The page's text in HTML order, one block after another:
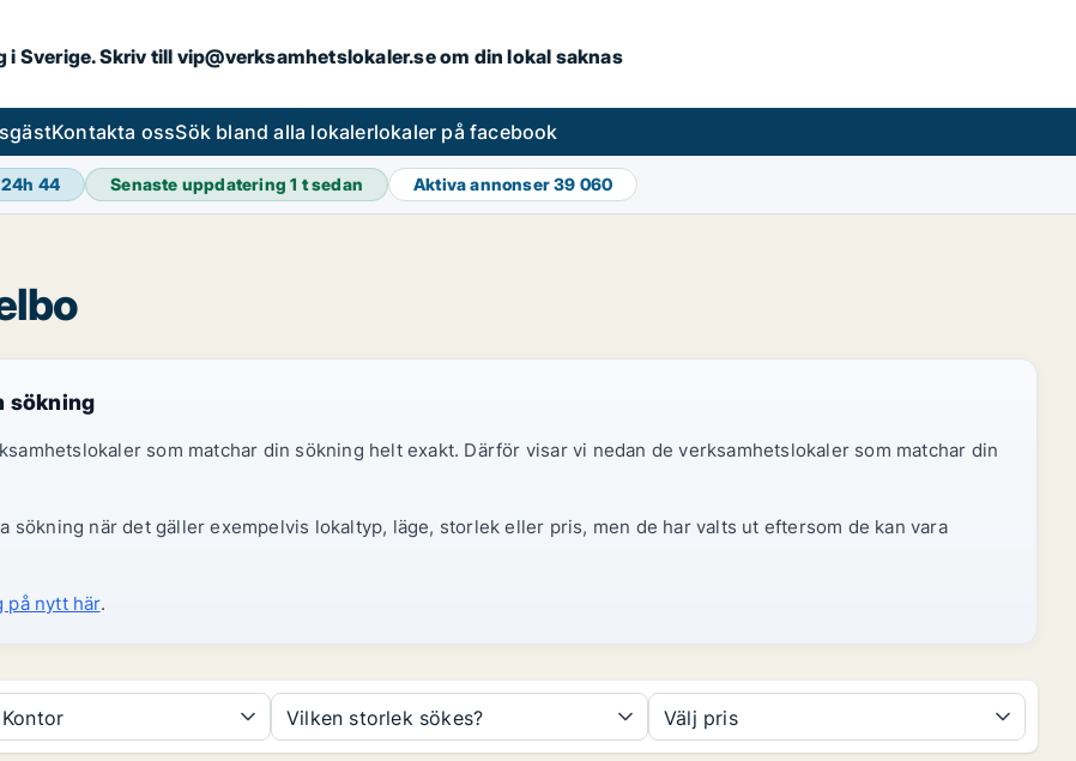
Sverige. Skriv till vip@verksamhetslokaler.se om din lokal saknas
Kontakta ossSök bland alla lokalerlokaler på facebook
44 Senaste uppdatering1 t sedan Aktiva annonser39 060
sökning
som matchar din sökning helt exakt. Därför visar vi nedan de verksamhetslokaler som matchar din
sökning när det gäller exempelvis lokaltyp, läge, storlek eller pris, men de har valts ut eftersom de kan vara
på nytt här.
Kontor Vilken storlek sökes? Välj pris